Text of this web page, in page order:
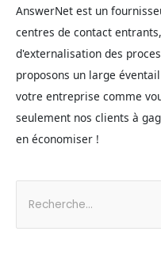
AnswerNet est un
centres de contact
d'externalisation des
proposons un large
votre entreprise comme
seulement nos clients à
en économiser !